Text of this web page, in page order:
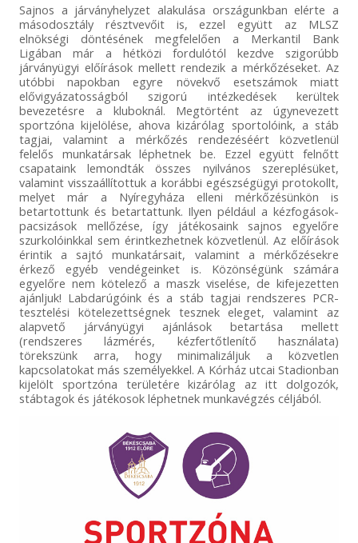
Sajnos a járványhelyzet alakulása országunkban elérte a
másodosztály résztvevőit is, ezzel együtt az MLSZ
elnökségi döntésének megfelelően a Merkantil Bank
Ligában már a hétközi fordulótól kezdve szigorúbb
járványügyi előírások mellett rendezik a mérkőzéseket. Az
utóbbi napokban egyre növekvő esetszámok miatt
elővigyázatosságból szigorú intézkedések kerültek
bevezetésre a kluboknál. Megtörtént az úgynevezett
sportzóna kijelölése, ahova kizárólag sportolóink, a stáb
tagjai, valamint a mérkőzés rendezéséért közvetlenül
felelős munkatársak léphetnek be. Ezzel együtt felnőtt
csapataink lemondták összes nyilvános szereplésüket,
valamint visszaállítottuk a korábbi egészségügyi protokollt,
melyet már a Nyíregyháza elleni mérkőzésünkön is
betartottunk és betartattunk. Ilyen például a kézfogások-
pacsizások mellőzése, így játékosaink sajnos egyelőre
szurkolóinkkal sem érintkezhetnek közvetlenül. Az előírások
érintik a sajtó munkatársait, valamint a mérkőzésekre
érkező egyéb vendégeinket is. Közönségünk számára
egyelőre nem kötelező a maszk viselése, de kifejezetten
ajánljuk! Labdarúgóink és a stáb tagjai rendszeres PCR-
tesztelési kötelezettségnek tesznek eleget, valamint az
alapvető járványügyi ajánlások betartása mellett
(rendszeres lázmérés, kézfertőtlenítő használata)
törekszünk arra, hogy minimalizáljuk a közvetlen
kapcsolatokat más személyekkel. A Kórház utcai Stadionban
kijelölt sportzóna területére kizárólag az itt dolgozók,
stábtagok és játékosok léphetnek munkavégzés céljából.